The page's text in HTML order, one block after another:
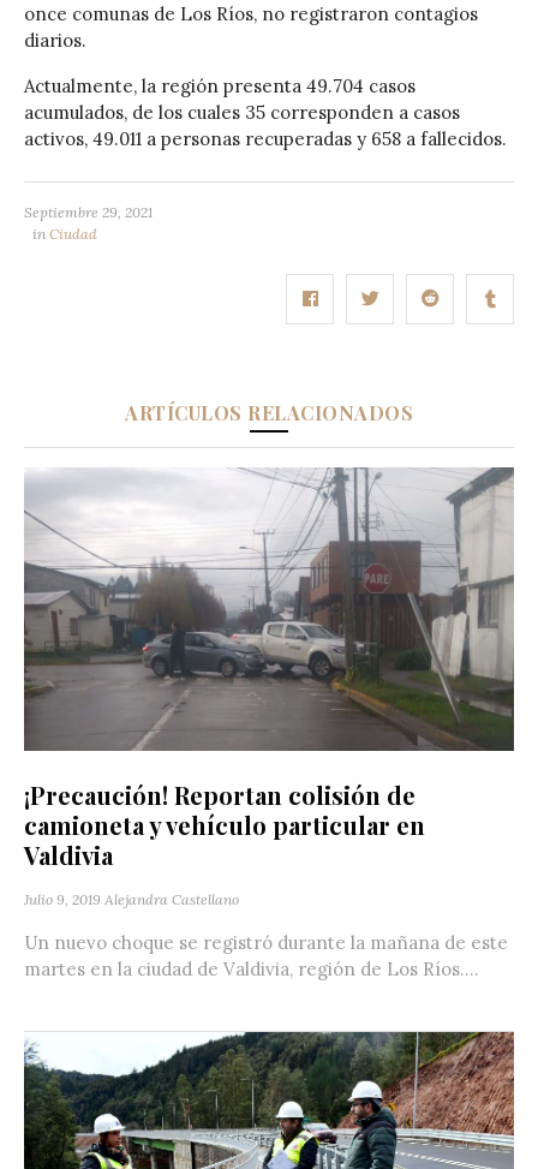
once comunas de Los Ríos, no registraron contagios
diarios.
Actualmente, la región presenta 49.704 casos
acumulados, de los cuales 35 corresponden a casos
activos, 49.011 a personas recuperadas y 658 a fallecidos.
Septiembre 29, 2021
in Ciudad
ARTÍCULOS RELACIONADOS
¡Precaución! Reportan colisión de
camioneta y vehículo particular en
Valdivia
Julio 9, 2019 Alejandra Castellano
Un nuevo choque se registró durante la mañana de este
martes en la ciudad de Valdivia, región de Los Ríos....